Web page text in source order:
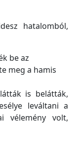
hatalomból,
be az
meg a hamis
is belátták,
leváltani a
vélemény volt,